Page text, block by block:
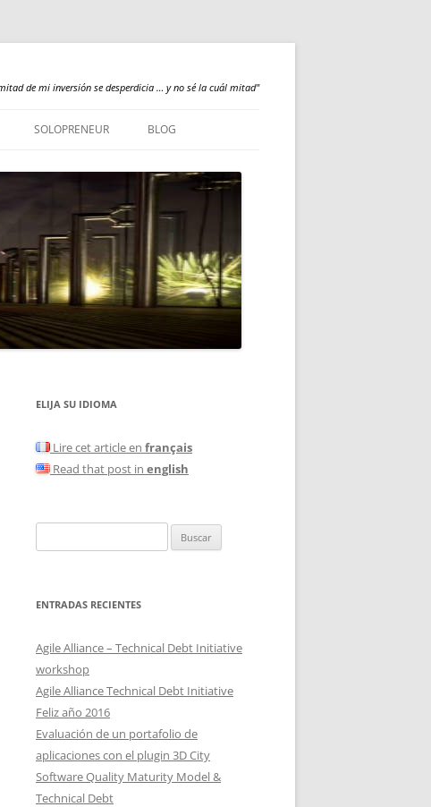
de mi inversión se desperdicia … y no sé la cuál mitad"
SOLOPRENEUR BLOG
ELIJA SU IDIOMA
Lire cet article en français
Read that post in english
ENTRADAS RECIENTES
Agile Alliance – Technical Debt Initiative
workshop
Agile Alliance Technical Debt Initiative
Feliz año 2016
Evaluación de un portafolio de
aplicaciones con el plugin 3D City
Software Quality Maturity Model &
Technical Debt